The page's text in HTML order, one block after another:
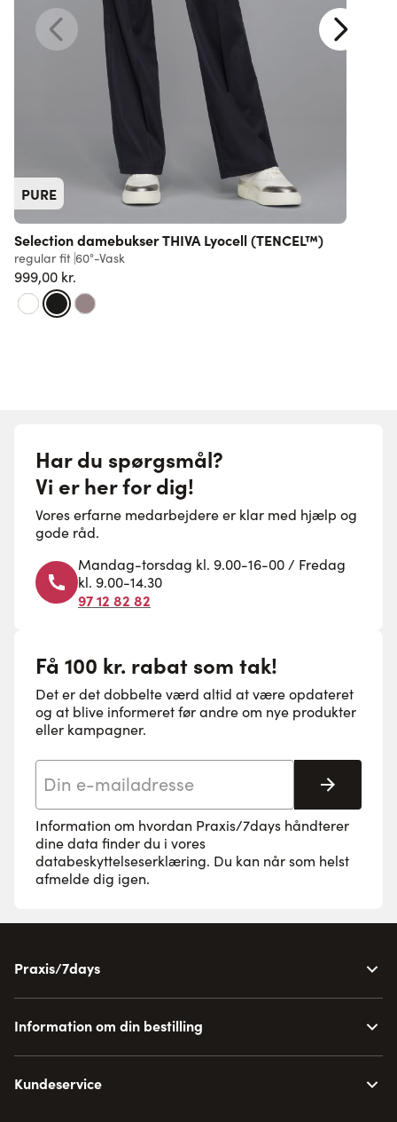
PURE
Selection damebukser THIVA Lyocell (TENCEL™)
regular fit 60°-Vask
999,00 kr.
Har du spørgsmål?
Vi er her for dig!
Vores erfarne medarbejdere er klar med hjælp og
gode råd.
Mandag-torsdag kl. 9.00-16-00 / Fredag
kl. 9.00-14.30
97 12 82 82
Få 100 kr. rabat som tak!
Det er det dobbelte værd altid at være opdateret
og at blive informeret før andre om nye produkter
eller kampagner.
Tilmeld
Information om hvordan Praxis/7days håndterer
dine data finder du i vores
databeskyttelseserklæring. Du kan når som helst
afmelde dig igen.
Praxis/7days
Information om din bestilling
Kundeservice